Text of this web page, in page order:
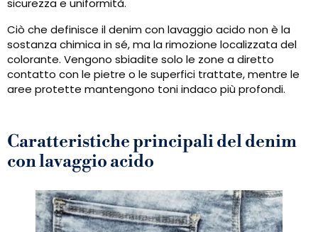
sicurezza e uniformità.
Ciò che definisce il denim con lavaggio acido non è la
sostanza chimica in sé, ma la rimozione localizzata del
colorante. Vengono sbiadite solo le zone a diretto
contatto con le pietre o le superfici trattate, mentre le
aree protette mantengono toni indaco più profondi.
Caratteristiche principali del denim
con lavaggio acido